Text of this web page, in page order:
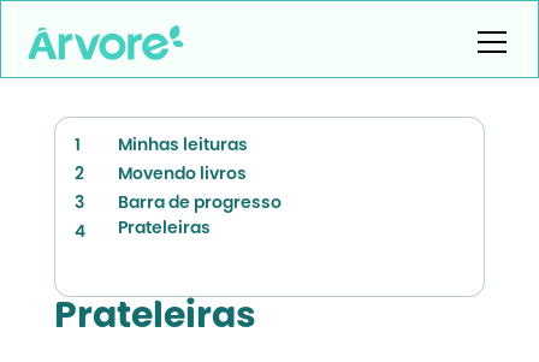
Prateleiras
1
Minhas leituras
2
Movendo livros
3
Barra de progresso
4
Prateleiras